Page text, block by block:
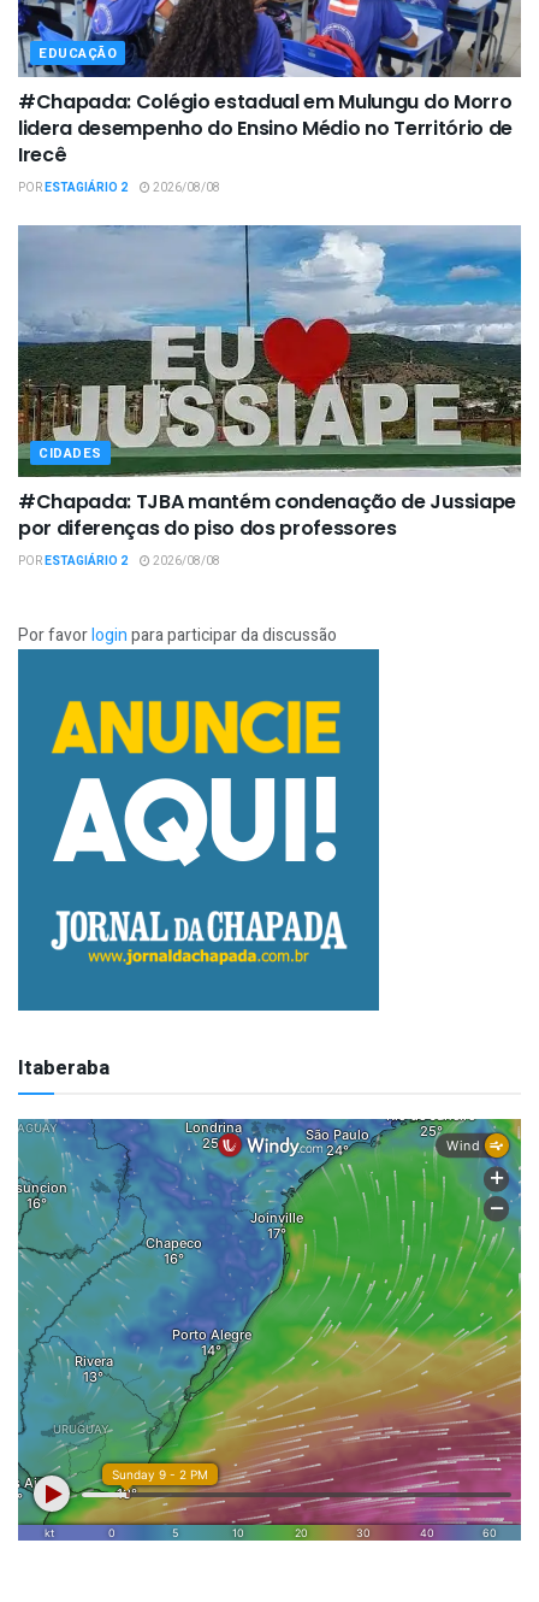
EDUCAÇÃO
#Chapada: Colégio estadual em Mulungu do Morro
lidera desempenho do Ensino Médio no Território de
Irecê
PORESTAGIÁRIO 2 2026/08/08
CIDADES
#Chapada: TJBA mantém condenação de Jussiape
por diferenças do piso dos professores
PORESTAGIÁRIO 2 2026/08/08
Por favorloginpara participar da discussão
Itaberaba